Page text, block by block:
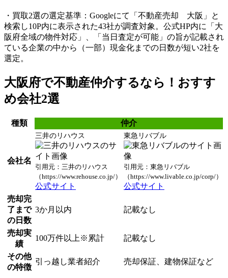
・買取2選の選定基準：Googleにて「不動産売却 大阪」と
検索し10P内に表示された43社が調査対象。公式HP内に「大
阪府全域の物件対応」、「当日査定が可能」の旨が記載され
ている企業の中から（一部）現金化までの日数が短い2社を
選定。
大阪府で不動産仲介するなら！おすす
め会社2選
種類 仲介
会社名
三井のリハウス
引用元：三井のリハウス
（https://www.rehouse.co.jp/）
公式サイト
東急リバブル
引用元：東急リバブル
（https://www.livable.co.jp/corp/）
公式サイト
売却完
了まで
の日数
3か月以内 記載なし
売却実
績
100万件以上※累計 記載なし
その他
の特徴
引っ越し業者紹介 売却保証、建物保証など